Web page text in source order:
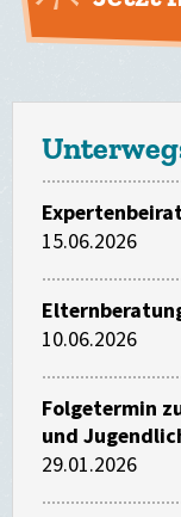
15.06.2026
10.06.2026
Folgetermin
und
29.01.2026